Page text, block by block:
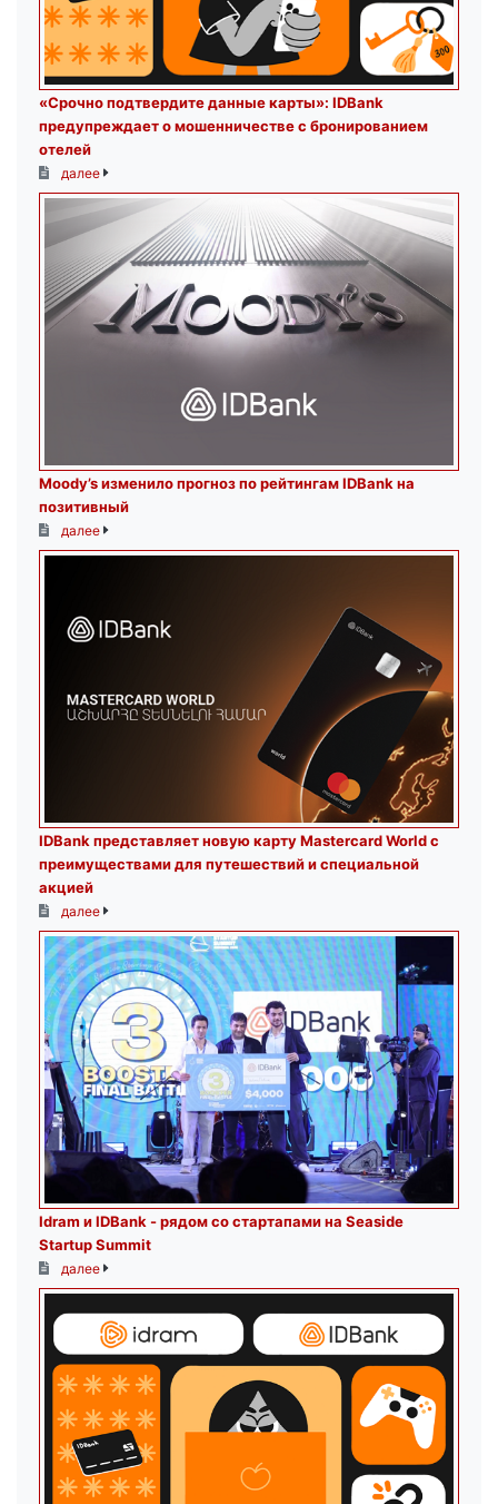
«Срочно подтвердите данные карты»: IDBank
предупреждает о мошенничестве с бронированием
отелей
далее
Moody’s изменило прогноз по рейтингам IDBank на
позитивный
далее
IDBank представляет новую карту Mastercard World с
преимуществами для путешествий и специальной
акцией
далее
Idram и IDBank - рядом со стартапами на Seaside
Startup Summit
далее